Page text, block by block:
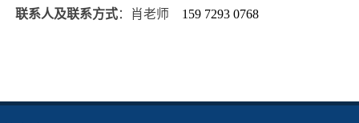
联系人及联系方式： 肖老师 159 7293 0768